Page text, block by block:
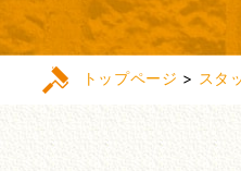
トップページ > スタ